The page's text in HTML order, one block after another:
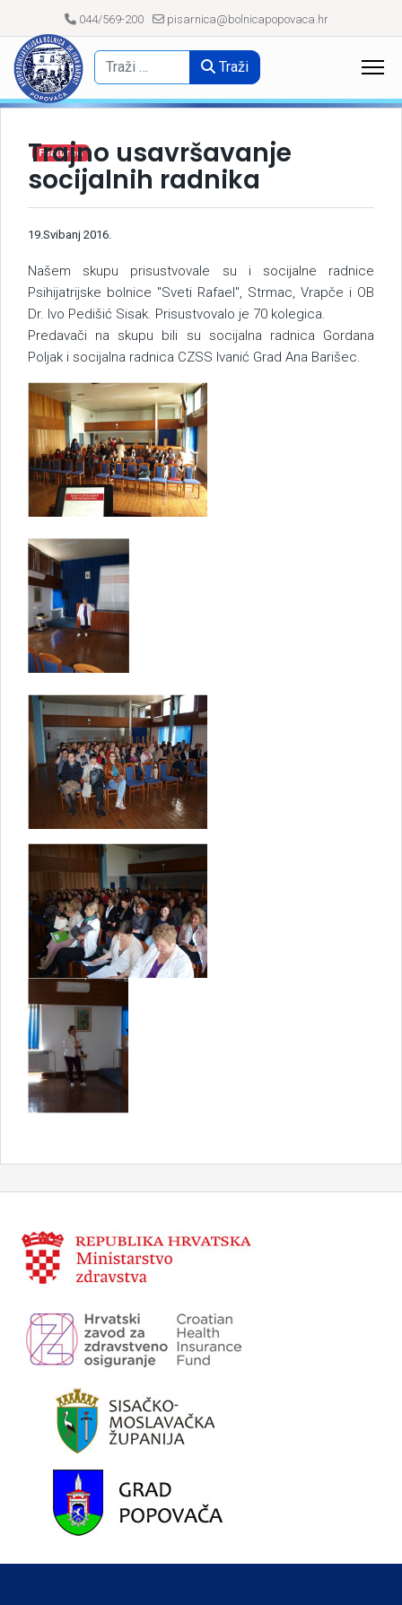
044/569-200 pisarnica@bolnicapopovaca.hr
Traži
Featured
Trajno usavršavanje
socijalnih radnika
19.Svibanj 2016.
Našem skupu prisustvovale su i socijalne radnice
Psihijatrijske bolnice "Sveti Rafael", Strmac, Vrapče i OB
Dr. Ivo Pedišić Sisak. Prisustvovalo je 70 kolegica.
Predavači na skupu bili su socijalna radnica Gordana
Poljak i socijalna radnica CZSS Ivanić Grad Ana Barišec.